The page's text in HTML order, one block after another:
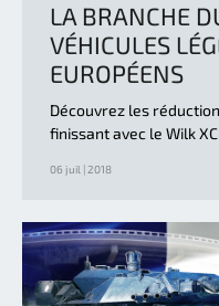
LA BRANCHE
VÉHICULES
EUROPÉENS
Découvrez les
finissant avec le Wilk
06 juil | 2018